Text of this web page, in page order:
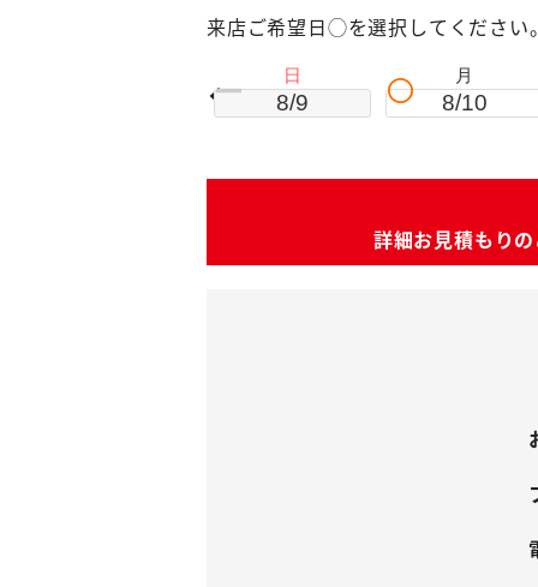
来店ご希望日◯を選択してください
日
8/9
月
8/10
詳細お見積もり